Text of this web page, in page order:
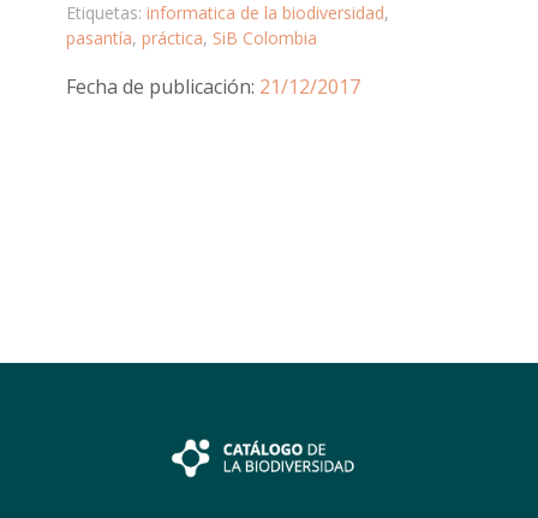
Etiquetas: informatica de la biodiversidad,
pasantía, práctica, SiB Colombia
Fecha de publicación: 21/12/2017